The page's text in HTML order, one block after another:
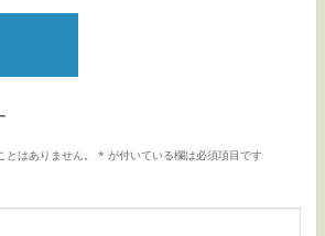
はありません。 * が付いている欄は必須項目です